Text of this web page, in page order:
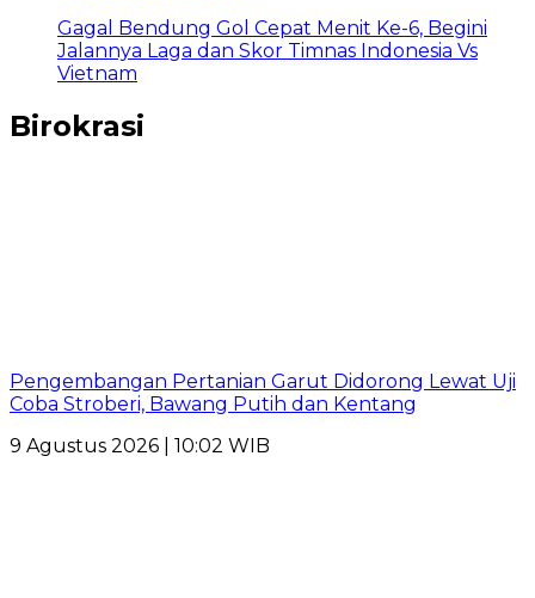
Gagal Bendung Gol Cepat Menit Ke-6, Begini
Jalannya Laga dan Skor Timnas Indonesia Vs
Vietnam
Birokrasi
Pengembangan Pertanian Garut Didorong Lewat Uji
Coba Stroberi, Bawang Putih dan Kentang
9 Agustus 2026 | 10:02 WIB